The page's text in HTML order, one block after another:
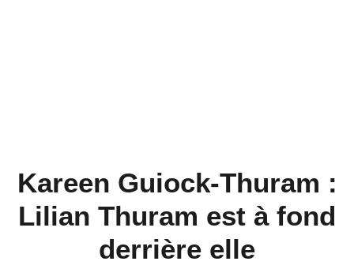
Kareen Guiock-Thuram :
Lilian Thuram est à fond
derrière elle